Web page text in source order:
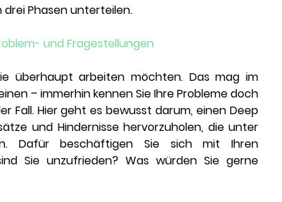
Phasen unterteilen.
und Fragestellungen
überhaupt arbeiten möchten. Das mag im
– immerhin kennen Sie Ihre Probleme doch
Fall. Hier geht es bewusst darum, einen Deep
und Hindernisse hervorzuholen, die unter
Dafür beschäftigen Sie sich mit Ihren
Sie unzufrieden? Was würden Sie gerne